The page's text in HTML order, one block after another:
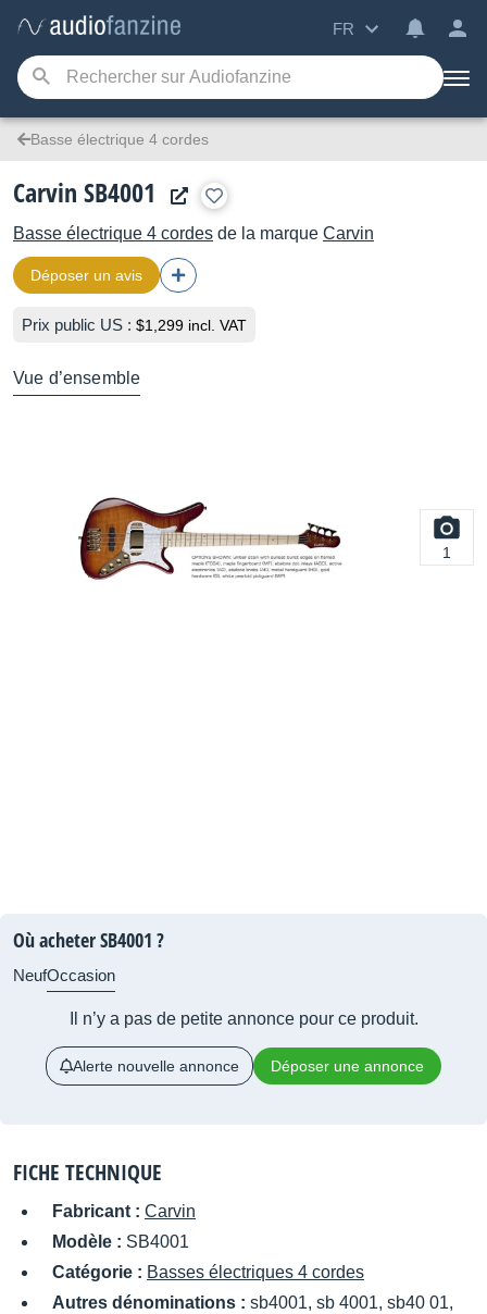
FR
Basse électrique 4 cordes
Carvin SB4001
Basse électrique 4 cordes de la marque Carvin
Déposer un avis
Prix public US : $1,299 incl. VAT
Vue d’ensemble
1
Où acheter SB4001 ?
NeufOccasion
Il n’y a pas de petite annonce pour ce produit.
Alerte nouvelle annonce Déposer une annonce
FICHE TECHNIQUE
Fabricant : Carvin
Modèle : SB4001
Catégorie : Basses électriques 4 cordes
Autres dénominations : sb4001, sb 4001, sb40 01,